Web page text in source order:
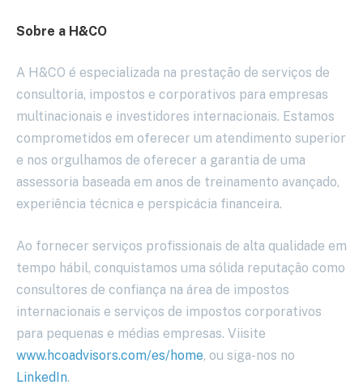
Sobre a H&CO
A H&CO é especializada na prestação de serviços de
consultoria, impostos e corporativos para empresas
multinacionais e investidores internacionais. Estamos
comprometidos em oferecer um atendimento superior
e nos orgulhamos de oferecer a garantia de uma
assessoria baseada em anos de treinamento avançado,
experiência técnica e perspicácia financeira.
Ao fornecer serviços profissionais de alta qualidade em
tempo hábil, conquistamos uma sólida reputação como
consultores de confiança na área de impostos
internacionais e serviços de impostos corporativos
para pequenas e médias empresas. Viisite
www.hcoadvisors.com/es/home, ou siga-nos no
LinkedIn.